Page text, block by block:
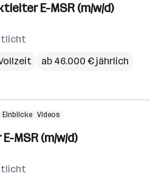
E-MSR (m/w/d)
ab 46.000 € jährlich
Einblicke Videos
MSR (m/w/d)